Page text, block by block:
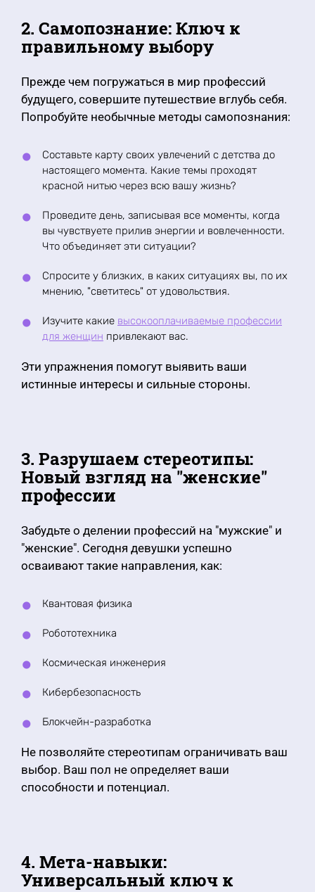
2. Самопознание: Ключ к
правильному выбору
Прежде чем погружаться в мир профессий
будущего, совершите путешествие вглубь себя.
Попробуйте необычные методы самопознания:
Составьте карту своих увлечений с детства до
настоящего момента. Какие темы проходят
красной нитью через всю вашу жизнь?
Проведите день, записывая все моменты, когда
вы чувствуете прилив энергии и вовлеченности.
Что объединяет эти ситуации?
Спросите у близких, в каких ситуациях вы, по их
мнению, "светитесь" от удовольствия.
Изучите какие высокооплачиваемые профессии
для женщин привлекают вас.
Эти упражнения помогут выявить ваши
истинные интересы и сильные стороны.
3. Разрушаем стереотипы:
Новый взгляд на "женские"
профессии
Забудьте о делении профессий на "мужские" и
"женские". Сегодня девушки успешно
осваивают такие направления, как:
Квантовая физика
Робототехника
Космическая инженерия
Кибербезопасность
Блокчейн-разработка
Не позволяйте стереотипам ограничивать ваш
выбор. Ваш пол не определяет ваши
способности и потенциал.
4. Мета-навыки:
Универсальный ключ к